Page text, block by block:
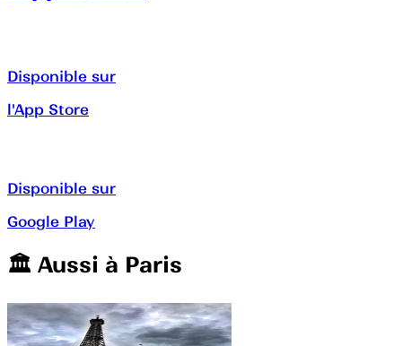
Disponible sur
l'App Store
Disponible sur
Google Play
🏛️️ Aussi à Paris